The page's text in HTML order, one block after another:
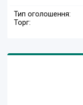
Тип оголошення:
Торг: